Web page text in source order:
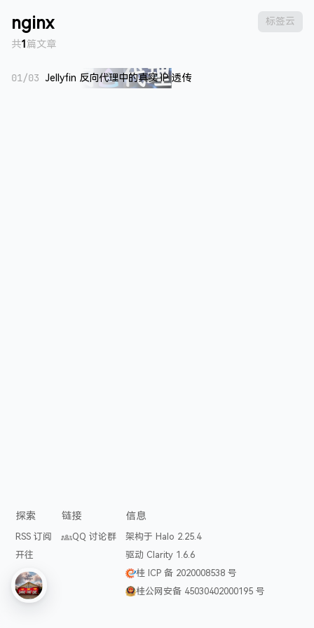
标签云
nginx
共1 篇文章
01/03 Jellyfin 反向代理中的真实 IP 透传
探索
RSS 订阅
开往
链接
QQ 讨论群
信息
架构于 Halo 2.25.4
驱动 Clarity 1.6.6
桂 ICP 备 2020008538 号
桂公网安备 45030402000195 号